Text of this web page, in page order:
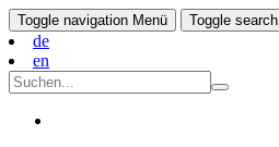
Toggle navigation Menü Toggle search
de
en